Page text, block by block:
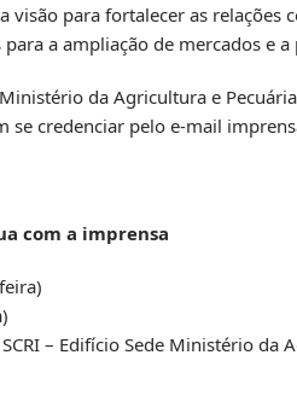
visão para fortalecer as
a ampliação de mercados e
da Agricultura e
se credenciar pelo e-mail
com a imprensa
– Edifício Sede Ministério